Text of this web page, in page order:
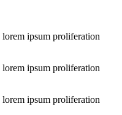
ipsum proliferation
ipsum proliferation
ipsum proliferation